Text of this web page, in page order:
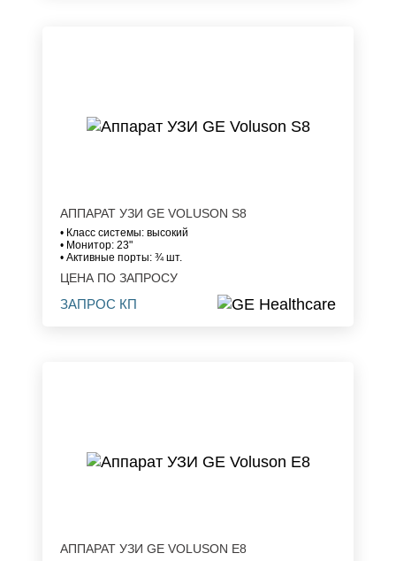
АППАРАТ УЗИ GE VOLUSON S8
• Класс системы: высокий
• Монитор: 23"
• Активные порты: ¾ шт.
ЦЕНА ПО ЗАПРОСУ
ЗАПРОС КП
АППАРАТ УЗИ GE VOLUSON E8